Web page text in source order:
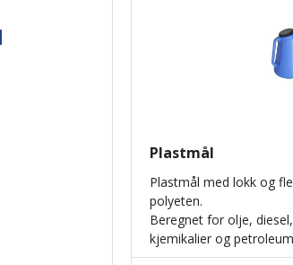
Plastmål
Plastmål med lokk og
polyeten.
Beregnet for olje,
kjemikalier og